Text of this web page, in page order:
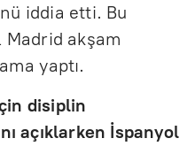
iddia etti. Bu
Madrid akşam
yaptı.
disiplin
açıklarken İspanyol